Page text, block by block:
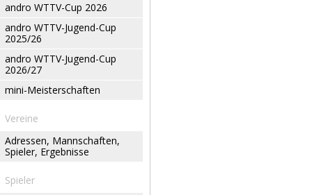
andro WTTV-Cup 2026
andro WTTV-Jugend-Cup
2025/26
andro WTTV-Jugend-Cup
2026/27
mini-Meisterschaften
Vereine
Adressen, Mannschaften,
Spieler, Ergebnisse
Spieler